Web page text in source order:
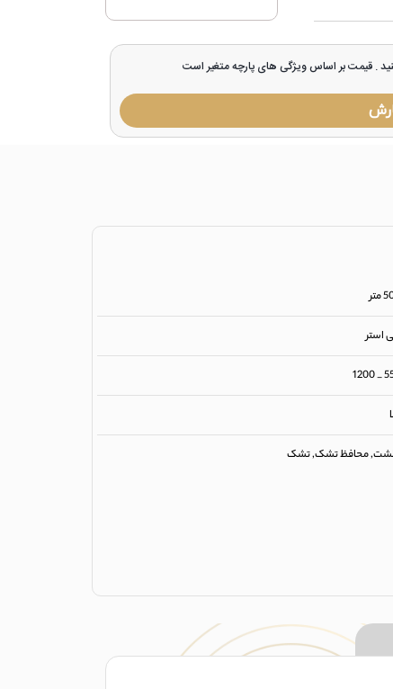
. قیمت بر اساس ویژگی های پارچه متغیر است
استر
550
محافظ تشک, تشک